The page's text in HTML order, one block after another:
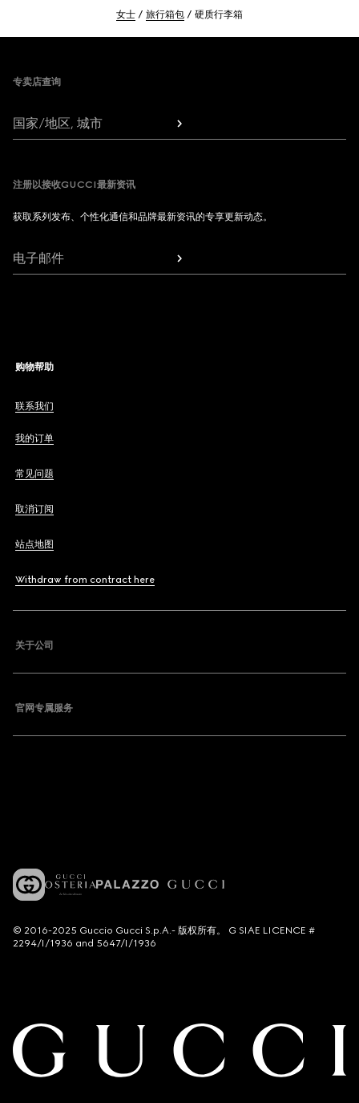
女士 旅行箱包 硬质行李箱
专卖店查询
国家/地区, 城市
注册以接收GUCCI最新资讯
获取系列发布、个性化通信和品牌最新资讯的专享更新动态。
电子邮件
购物帮助
联系我们
我的订单
常见问题
取消订阅
站点地图
Withdraw from contract here
关于公司
官网专属服务
© 2016-2025 Guccio Gucci S.p.A.- 版权所有。 G SIAE LICENCE #
2294/I/1936 and 5647/I/1936